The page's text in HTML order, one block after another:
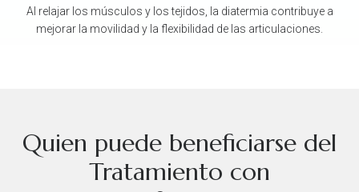
Al relajar los músculos y los tejidos, la diatermia contribuye a
mejorar la movilidad y la flexibilidad de las articulaciones.
Quien puede beneficiarse del
Tratamiento con